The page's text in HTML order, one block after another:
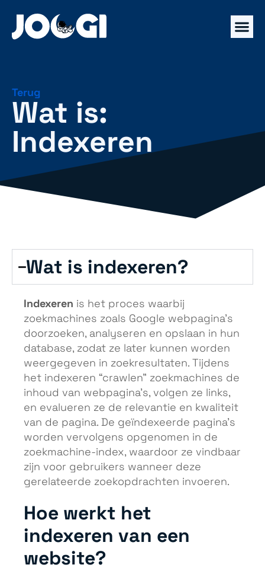
Terug
Wat is:
Indexeren
Wat is indexeren?
Indexeren is het proces waarbij
zoekmachines zoals Google webpagina’s
doorzoeken, analyseren en opslaan in hun
database, zodat ze later kunnen worden
weergegeven in zoekresultaten. Tijdens
het indexeren “crawlen” zoekmachines de
inhoud van webpagina’s, volgen ze links,
en evalueren ze de relevantie en kwaliteit
van de pagina. De geïndexeerde pagina’s
worden vervolgens opgenomen in de
zoekmachine-index, waardoor ze vindbaar
zijn voor gebruikers wanneer deze
gerelateerde zoekopdrachten invoeren.
Hoe werkt het
indexeren van een
website?